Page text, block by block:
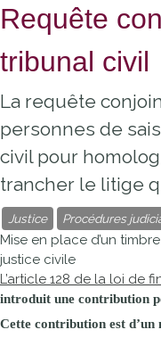
Requête
tribunal civil
La requête
personnes de
civil pour
trancher le litige
Justice Procédures
Mise en place d’un
justice civile
L’article 128 de la loi de
introduit une contribution
Cette contribution est d’un